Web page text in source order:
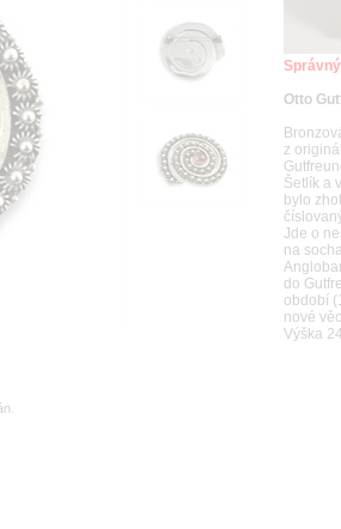
Otto
z
Šetlík a
bylo
Jde o
na
do
období
nové
Výška